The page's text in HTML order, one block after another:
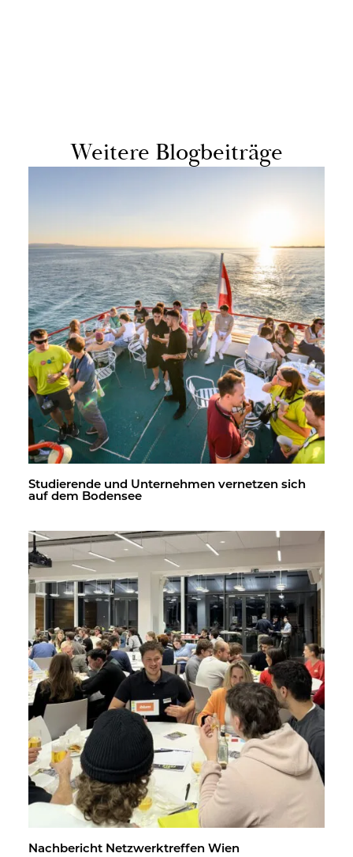
Wei­te­re Blog­bei­trä­ge
Stu­die­ren­de und Un­ter­neh­men ver­net­zen sich
auf dem Bo­den­see
Nach­be­richt Netz­werk­tref­fen Wien